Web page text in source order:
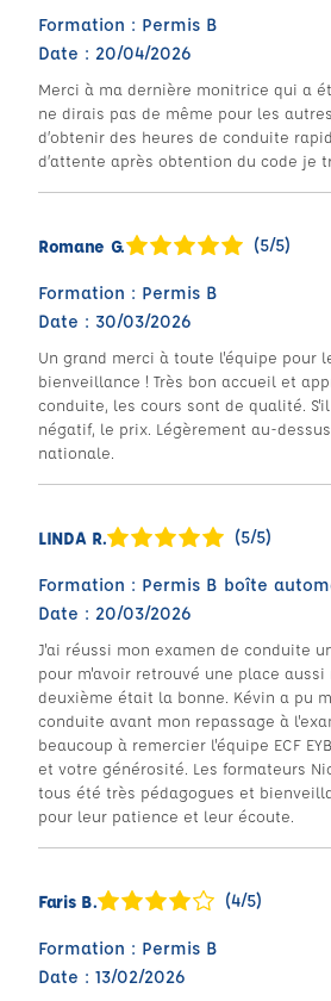
Formation : Permis B
Date : 20/04/2026
Merci à ma dernière monitrice qui a
ne dirais pas de même pour les
d’obtenir des heures de conduite
d’attente après obtention du code je
Romane G. (5/5)
Formation : Permis B
Date : 30/03/2026
Un grand merci à toute l'équipe pour
bienveillance ! Très bon accueil et
conduite, les cours sont de qualité.
négatif, le prix. Légèrement au-
nationale.
LINDA R. (5/5)
Formation : Permis B boîte
Date : 20/03/2026
J'ai réussi mon examen de conduite
pour m'avoir retrouvé une place
deuxième était la bonne. Kévin a pu
conduite avant mon repassage à
beaucoup à remercier l'équipe ECF
et votre générosité. Les formateurs
tous été très pédagogues et
pour leur patience et leur écoute.
Faris B. (4/5)
Formation : Permis B
Date : 13/02/2026